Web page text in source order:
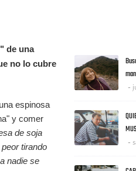
de una
no lo cubre
espinosa
y comer
de soja
tirando
nadie se